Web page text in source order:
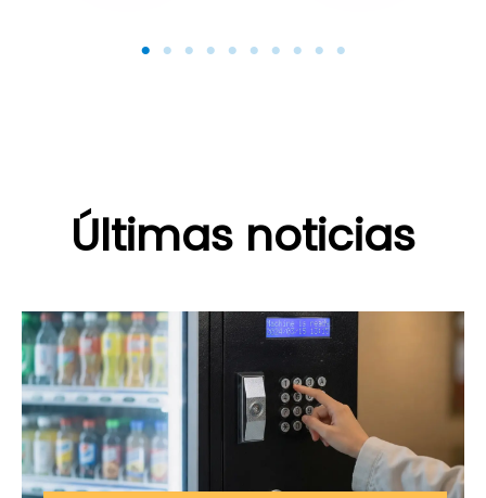
Últimas noticias